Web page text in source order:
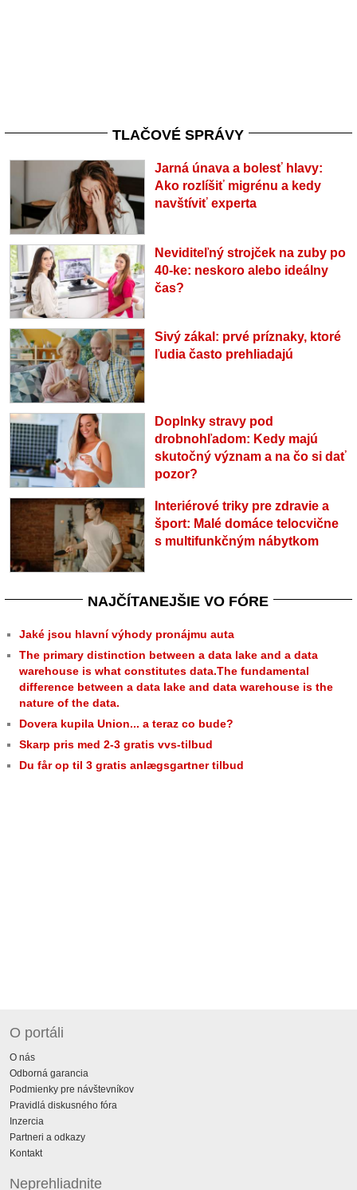
TLAČOVÉ SPRÁVY
Jarná únava a bolesť hlavy:
Ako rozlíšiť migrénu a kedy
navštíviť experta
Neviditeľný strojček na zuby po
40-ke: neskoro alebo ideálny
čas?
Sivý zákal: prvé príznaky, ktoré
ľudia často prehliadajú
Doplnky stravy pod
drobnohľadom: Kedy majú
skutočný význam a na čo si dať
pozor?
Interiérové triky pre zdravie a
šport: Malé domáce telocvične
s multifunkčným nábytkom
NAJČÍTANEJŠIE VO FÓRE
Jaké jsou hlavní výhody pronájmu auta
The primary distinction between a data lake and a data
warehouse is what constitutes data.The fundamental
difference between a data lake and data warehouse is the
nature of the data.
Dovera kupila Union... a teraz co bude?
Skarp pris med 2-3 gratis vvs-tilbud
Du får op til 3 gratis anlægsgartner tilbud
O portáli
O nás
Odborná garancia
Podmienky pre návštevníkov
Pravidlá diskusného fóra
Inzercia
Partneri a odkazy
Kontakt
Neprehliadnite